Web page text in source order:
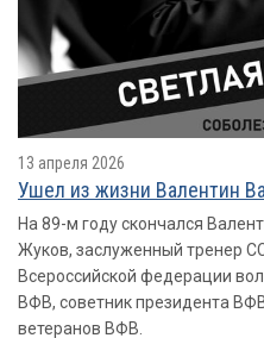
13 апреля 2026
Ушел из жизни Валентин
На 89-м году скончался
Жуков, заслуженный тренер
Всероссийской федерации
ВФВ, советник президента
ветеранов ВФВ.